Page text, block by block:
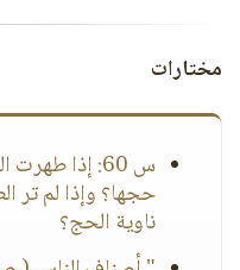
مختارات
س 60: إذا
حجها؟ وإذا لم تر
ناوية الحج؟